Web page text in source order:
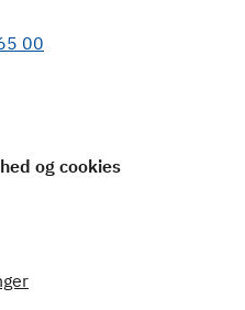
00
og cookies